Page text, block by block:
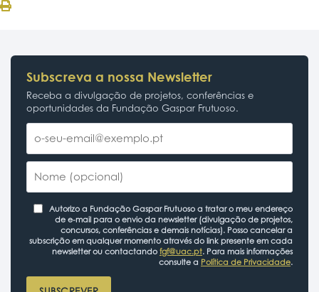
Subscreva a nossa Newsletter
Receba a divulgação de projetos, conferências e
oportunidades da Fundação Gaspar Frutuoso.
Autorizo a Fundação Gaspar Frutuoso a tratar o meu endereço
de e-mail para o envio da newsletter (divulgação de projetos,
concursos, conferências e demais notícias). Posso cancelar a
subscrição em qualquer momento através do link presente em cada
newsletter ou contactando fgf@uac.pt. Para mais informações
consulte a Política de Privacidade.